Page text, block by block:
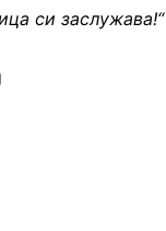
си заслужава!“